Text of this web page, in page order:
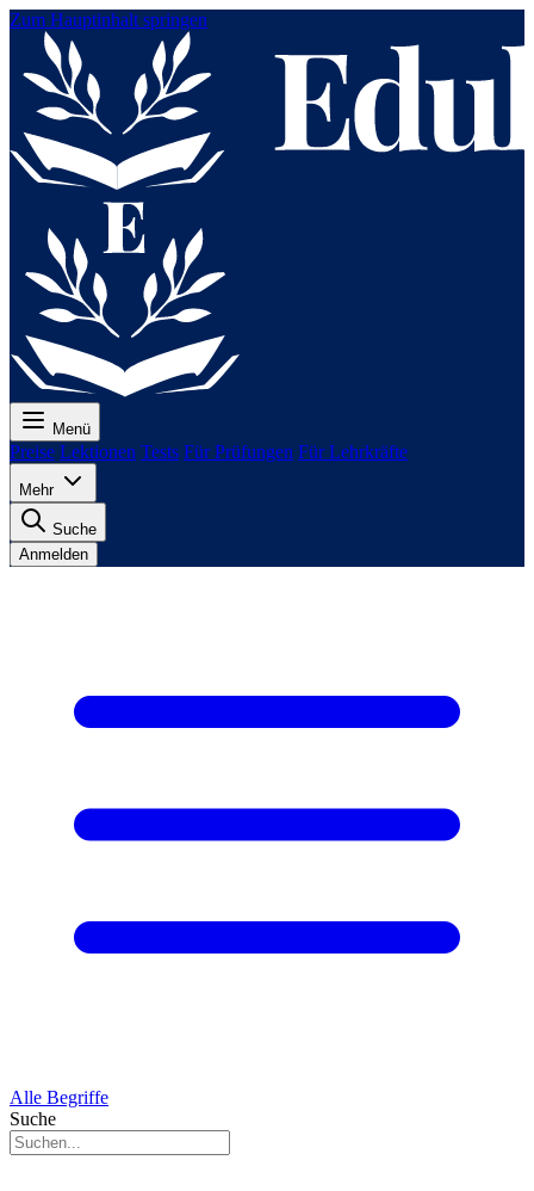
Zum Hauptinhalt springen
Menü
Preise Lektionen Tests Für Prüfungen Für Lehrkräfte
Mehr
Suche
Anmelden
Alle Begriffe
Suche